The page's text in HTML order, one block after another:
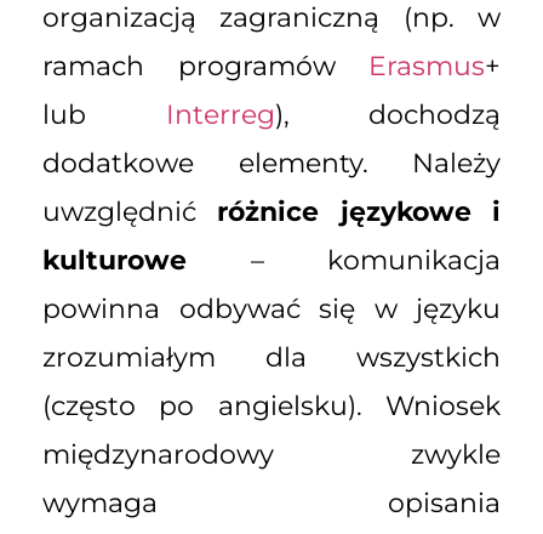
organizacją zagraniczną (np. w
ramach programów Erasmus+
lub Interreg), dochodzą
dodatkowe elementy. Należy
uwzględnić różnice językowe i
kulturowe – komunikacja
powinna odbywać się w języku
zrozumiałym dla wszystkich
(często po angielsku). Wniosek
międzynarodowy zwykle
wymaga opisania